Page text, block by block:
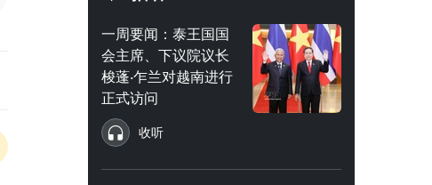
一周要闻：泰王国国
会主席、下议院议长
梭蓬·乍兰对越南进行
正式访问
收听